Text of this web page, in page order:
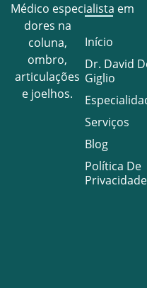
Médico especialista em
dores na
coluna,
ombro,
articulações
e joelhos.
Início
Dr. David
Giglio
Serviços
Blog
Política De
Privacidade